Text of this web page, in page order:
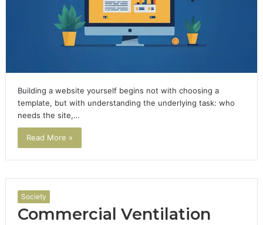
Building a website yourself begins not with choosing a
template, but with understanding the underlying task: who
needs the site,…
Read More »
Society
Commercial Ventilation